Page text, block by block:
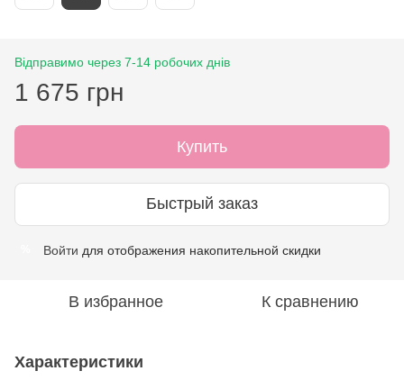
Відправимо через 7-14 робочих днів
1 675 грн
Купить
Быстрый заказ
Войти для отображения накопительной скидки
В избранное К сравнению
Характеристики